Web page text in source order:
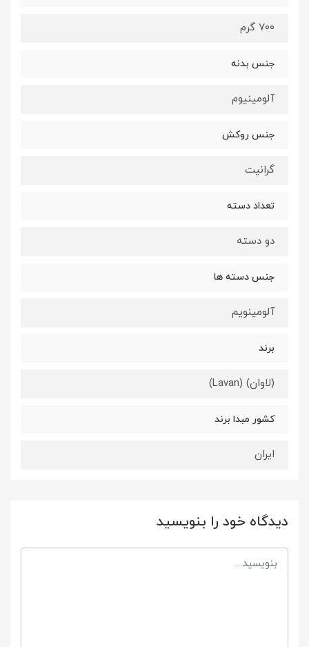
۷۰۰ گرم
جنس بدنه
آلومینیوم
جنس روکش
گرانیت
تعداد دسته
دو دسته
جنس دسته ها
آلومینویم
برند
(لاوان) (Lavan)
کشور مبدا برند
ایران
دیدگاه خود را بنویسید